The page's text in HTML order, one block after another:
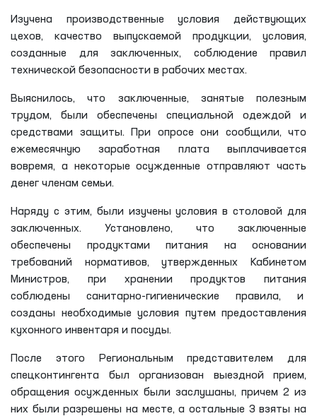
Изучена производственные условия действующих
цехов, качество выпускаемой продукции, условия,
созданные для заключенных, соблюдение правил
технической безопасности в рабочих местах.
Выяснилось, что заключенные, занятые полезным
трудом, были обеспечены специальной одеждой и
средствами защиты. При опросе они сообщили, что
ежемесячную заработная плата выплачивается
вовремя, а некоторые осужденные отправляют часть
денег членам семьи.
Наряду с этим, были изучены условия в столовой для
заключенных. Установлено, что заключенные
обеспечены продуктами питания на основании
требований нормативов, утвержденных Кабинетом
Министров, при хранении продуктов питания
соблюдены санитарно-гигиенические правила, и
созданы необходимые условия путем предоставления
кухонного инвентаря и посуды.
После этого Региональным представителем для
спецконтингента был организован выездной прием,
обращения осужденных были заслушаны, причем 2 из
них были разрешены на месте, а остальные 3 взяты на